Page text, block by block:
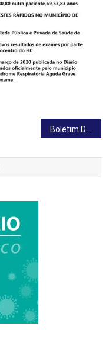
Boletim Diário – 02/08/2020